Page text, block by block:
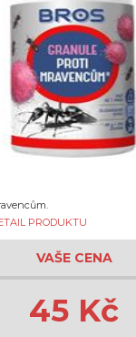
PRODUKTU
VAŠE CENA
45 Kč